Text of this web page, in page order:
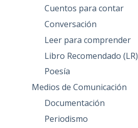
Cuentos para contar
Conversación
Leer para comprender
Libro Recomendado (LR)
Poesía
Medios de Comunicación
Documentación
Periodismo